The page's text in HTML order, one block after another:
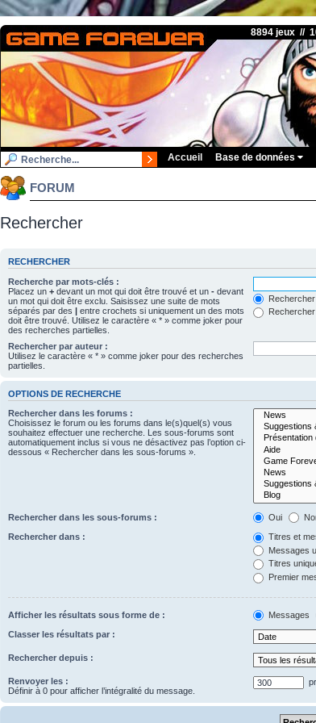
8894 jeux //
Accueil Base de données
FORUM
Rechercher
RECHERCHER
Recherche par mots-clés :
Placez un + devant un mot qui doit être trouvé et un - devant
un mot qui doit être exclu. Saisissez une suite de mots
séparés par des | entre crochets si uniquement un des mots
doit être trouvé. Utilisez le caractère « * » comme joker pour
des recherches partielles.
Rechercher
Rechercher par auteur :
Utilisez le caractère « * » comme joker pour des recherches
partielles.
OPTIONS DE RECHERCHE
Rechercher dans les forums :
Choisissez le forum ou les forums dans le(s)quel(s) vous
souhaitez effectuer une recherche. Les sous-forums sont
automatiquement inclus si vous ne désactivez pas l’option ci-
dessous « Rechercher dans les sous-forums ».
Rechercher dans les sous-forums : Oui
Rechercher dans :
Titres et
Messages
Titres
Premier
Afficher les résultats sous forme de : Messages
Classer les résultats par :
Rechercher depuis :
Renvoyer les :
Définir à 0 pour afficher l’intégralité du message.